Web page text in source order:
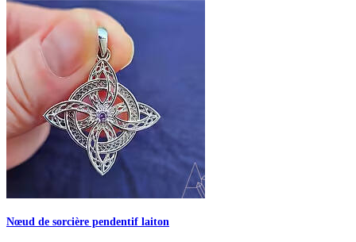
Nœud de sorcière pendentif laiton